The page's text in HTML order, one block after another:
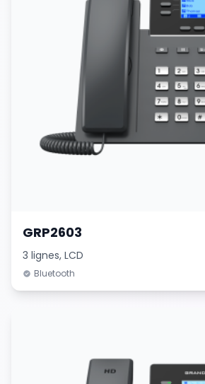
GRP2603
3 lignes, LCD
Bluetooth